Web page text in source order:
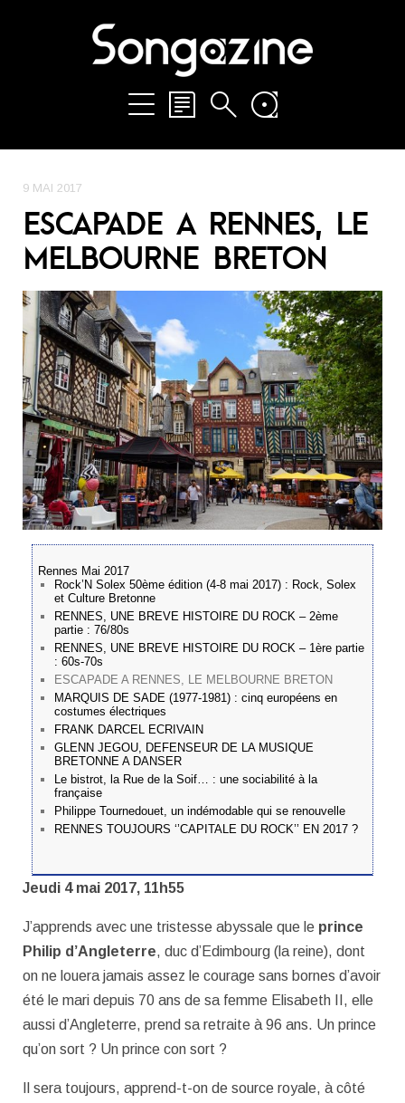
9 MAI 2017
ESCAPADE A RENNES, LE
MELBOURNE BRETON
Rennes Mai 2017
Rock’N Solex 50ème édition (4-8 mai 2017) : Rock, Solex
et Culture Bretonne
RENNES, UNE BREVE HISTOIRE DU ROCK – 2ème
partie : 76/80s
RENNES, UNE BREVE HISTOIRE DU ROCK – 1ère partie
: 60s-70s
ESCAPADE A RENNES, LE MELBOURNE BRETON
MARQUIS DE SADE (1977-1981) : cinq européens en
costumes électriques
FRANK DARCEL ECRIVAIN
GLENN JEGOU, DEFENSEUR DE LA MUSIQUE
BRETONNE A DANSER
Le bistrot, la Rue de la Soif… : une sociabilité à la
française
Philippe Tournedouet, un indémodable qui se renouvelle
RENNES TOUJOURS ‘’CAPITALE DU ROCK’’ EN 2017 ?
Jeudi 4 mai 2017, 11h55
J’apprends avec une tristesse abyssale que le prince
Philip d’Angleterre, duc d’Edimbourg (la reine), dont
on ne louera jamais assez le courage sans bornes d’avoir
été le mari depuis 70 ans de sa femme Elisabeth II, elle
aussi d’Angleterre, prend sa retraite à 96 ans. Un prince
qu’on sort ? Un prince con sort ?
Il sera toujours, apprend-t-on de source royale, à côté